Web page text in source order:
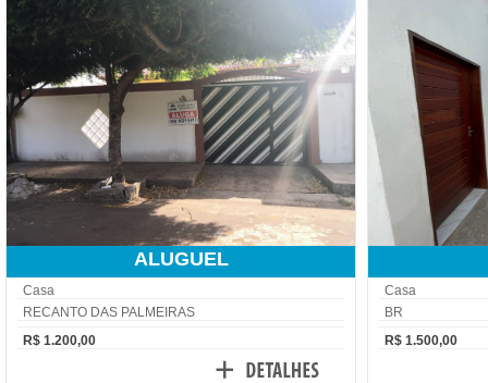
ALUGUEL
Casa
RECANTO DAS PALMEIRAS
R$ 1.200,00
Casa
BR
R$ 1.500,00